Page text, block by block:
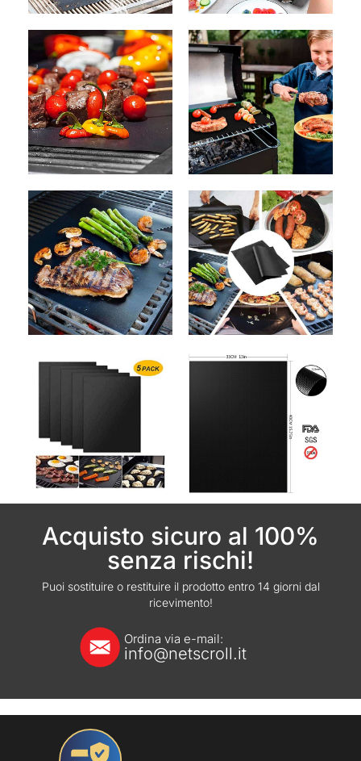
Acquisto sicuro al 100%
senza rischi!
Puoi sostituire o restituire il prodotto entro 14 giorni dal
ricevimento!
Ordina via e-mail:
info@netscroll.it